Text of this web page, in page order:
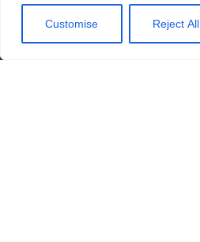
Customise Reject All